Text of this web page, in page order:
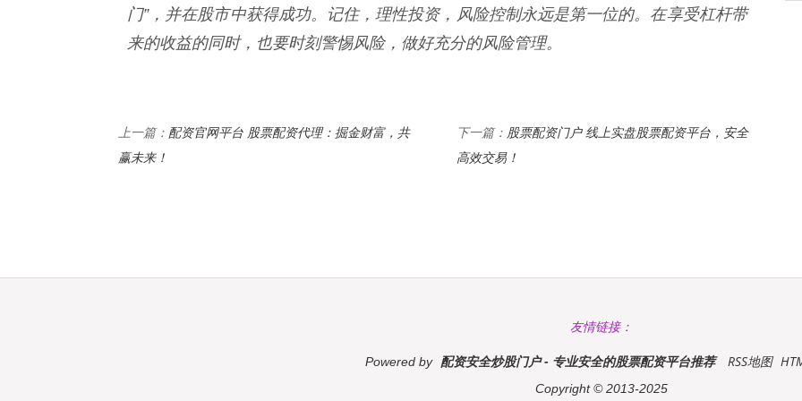
门”，并在股市中获得成功。记住，理性投资，风险控制永远是第一位的。在享受杠杆带
来的收益的同时，也要时刻警惕风险，做好充分的风险管理。
上一篇： 配资官网平台 股票配资代理：掘金财富，共
赢未来！
下一篇： 股票配资门户 线上实盘股票配资平台，安全
高效交易！
友情链接：
Powered by 配资安全炒股门户 - 专业安全的股票配资平台推荐 RSS地图
Copyright© 2013-2025